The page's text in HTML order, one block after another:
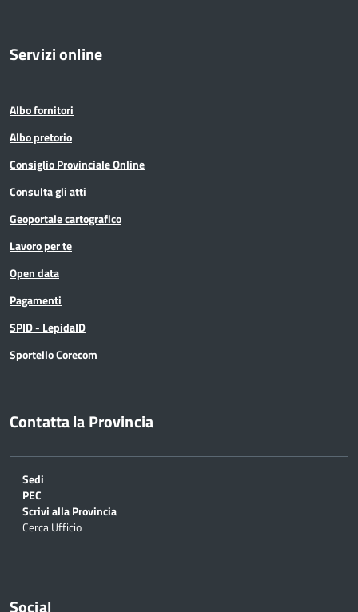
Servizi online
Albo fornitori
Albo pretorio
Consiglio Provinciale Online
Consulta gli atti
Geoportale cartografico
Lavoro per te
Open data
Pagamenti
SPID - LepidaID
Sportello Corecom
Contatta la Provincia
Sedi
PEC
Scrivi alla Provincia
Cerca Ufficio
Social